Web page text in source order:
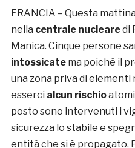
FRANCIA – Questa
nella centrale nuclearedi
Manica. Cinque persone
intossicatema poiché il
una zona priva di
esserci alcun rischio
posto sono intervenuti i
sicurezza lo stabile e
entità che si è propagato.